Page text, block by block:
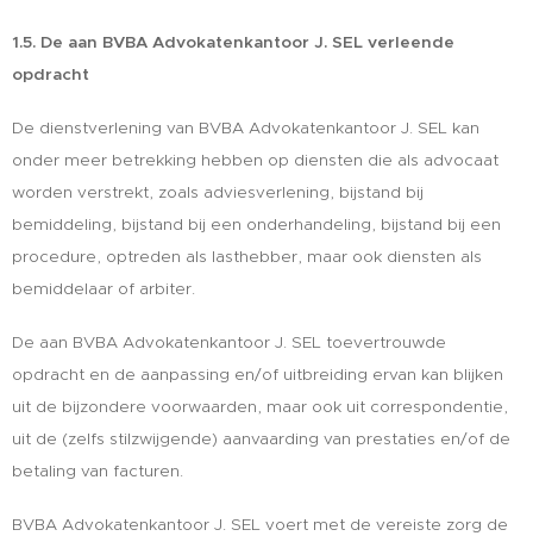
1.5. De aan BVBA Advokatenkantoor J. SEL verleende
opdracht
De dienstverlening van BVBA Advokatenkantoor J. SEL kan
onder meer betrekking hebben op diensten die als advocaat
worden verstrekt, zoals adviesverlening, bijstand bij
bemiddeling, bijstand bij een onderhandeling, bijstand bij een
procedure, optreden als lasthebber, maar ook diensten als
bemiddelaar of arbiter.
De aan BVBA Advokatenkantoor J. SEL toevertrouwde
opdracht en de aanpassing en/of uitbreiding ervan kan blijken
uit de bijzondere voorwaarden, maar ook uit correspondentie,
uit de (zelfs stilzwijgende) aanvaarding van prestaties en/of de
betaling van facturen.
BVBA Advokatenkantoor J. SEL voert met de vereiste zorg de